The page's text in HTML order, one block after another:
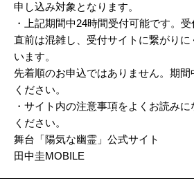
申し込み対象となります。
・上記期間中24時間受付可能です。
直前は混雑し、受付サイトに繋がり
います。
先着順のお申込ではありません。期
ください。
・サイト内の注意事項をよくお読み
ください。
舞台「陽気な幽霊」公式サイト
田中圭MOBILE